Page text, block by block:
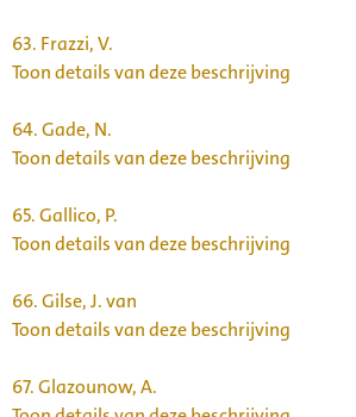
63. Frazzi, V.
Toon details van deze beschrijving
64.Gade, N.
Toon details van deze beschrijving
65.Gallico, P.
Toon details van deze beschrijving
66.Gilse, J. van
Toon details van deze beschrijving
67.Glazounow, A.